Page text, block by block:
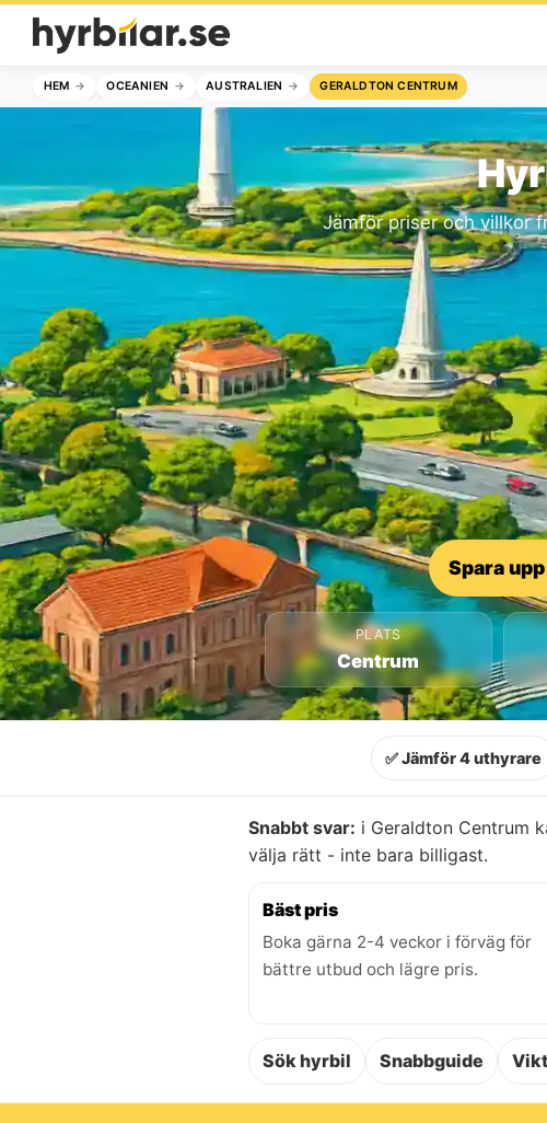
HEM OCEANIEN AUSTRALIEN GERALDTON CENTRUM
Jämför priser och villkor
Spara
PLATS
Centrum
✅ Jämför 4 uthyrare
Snabbt svar: i Geraldton Centrum
välja rätt - inte bara billigast.
Bäst pris
Boka gärna 2-4 veckor i förväg för
bättre utbud och lägre pris.
Sök hyrbil Snabbguide